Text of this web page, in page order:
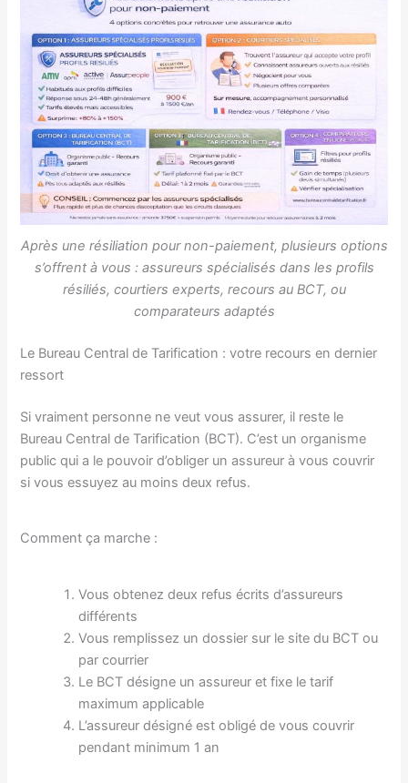
Après une résiliation pour non-paiement, plusieurs options
s’offrent à vous : assureurs spécialisés dans les profils
résiliés, courtiers experts, recours au BCT, ou
comparateurs adaptés
Le Bureau Central de Tarification : votre recours en dernier
ressort
Si vraiment personne ne veut vous assurer, il reste le
Bureau Central de Tarification (BCT). C’est un organisme
public qui a le pouvoir d’obliger un assureur à vous couvrir
si vous essuyez au moins deux refus.
Comment ça marche :
Vous obtenez deux refus écrits d’assureurs
différents
Vous remplissez un dossier sur le site du BCT ou
par courrier
Le BCT désigne un assureur et fixe le tarif
maximum applicable
L’assureur désigné est obligé de vous couvrir
pendant minimum 1 an